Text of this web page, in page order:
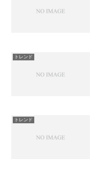
トレンド
トレンド